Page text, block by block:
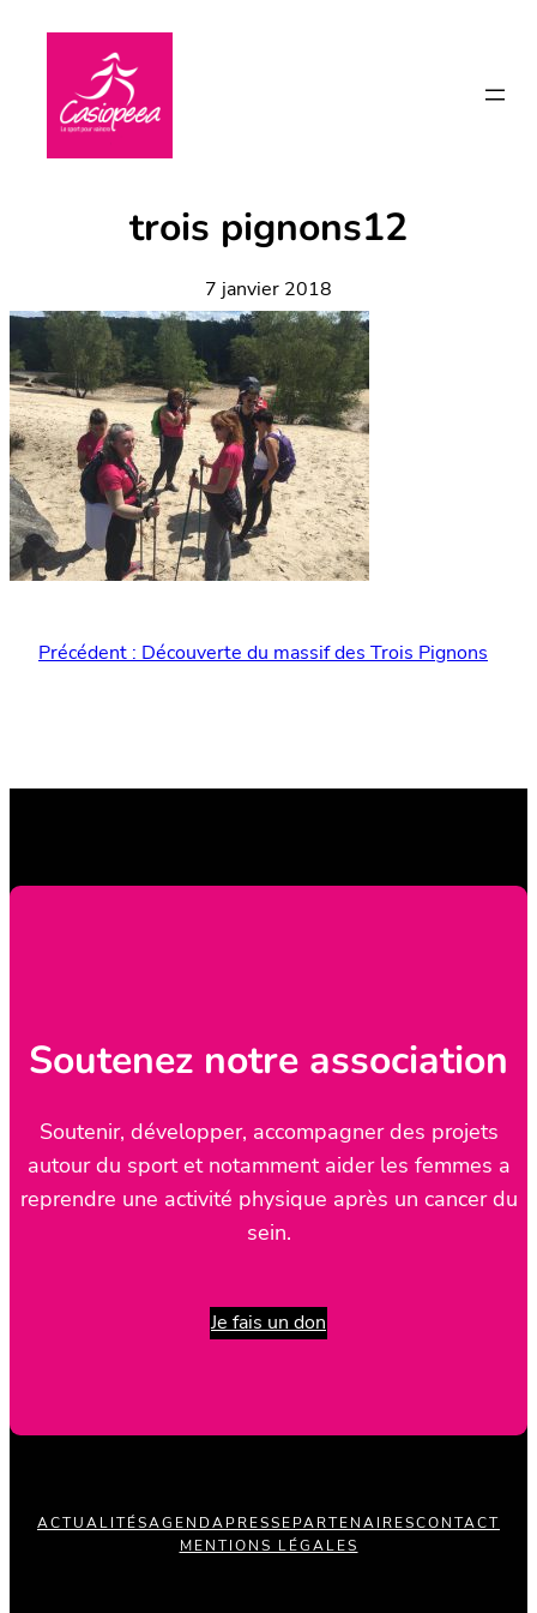
trois pignons12
7 janvier 2018
Précédent :Découverte du massif des Trois Pignons
Soutenez notre association
Soutenir, développer, accompagner des projets
autour du sport et notamment aider les femmes a
reprendre une activité physique après un cancer du
sein.
Je fais un don
ACTUALITÉSAGENDAPRESSEPARTENAIRESCONTACT
MENTIONS LÉGALES